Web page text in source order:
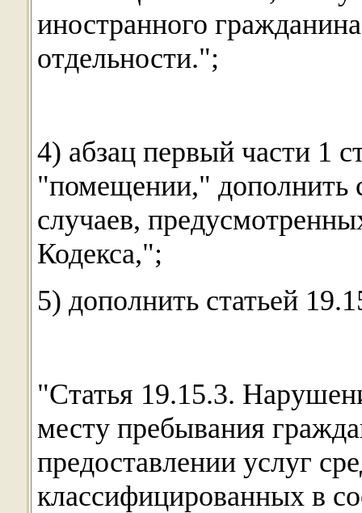
иностранного
отдельности.";
4) абзац первый части 1
"помещении," дополнить
случаев,
Кодекса,";
5) дополнить статьей
"Статья 19.15.3.
месту пребывания
предоставлении услуг
классифицированных в